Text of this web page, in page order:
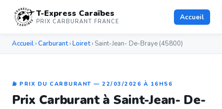
T-Express Caraïbes
PRIX CARBURANT FRANCE Accueil
Accueil ›Carburant›Loiret› Saint-Jean- De-Braye (45800)
⛽ PRIX DU CARBURANT — 22/03/2026 À 16H56
Prix Carburant à Saint-Jean- De-